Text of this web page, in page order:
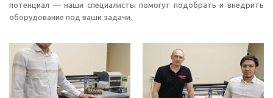
потенциал — наши специалисты помогут подобрать и внедрить
оборудование под ваши задачи.